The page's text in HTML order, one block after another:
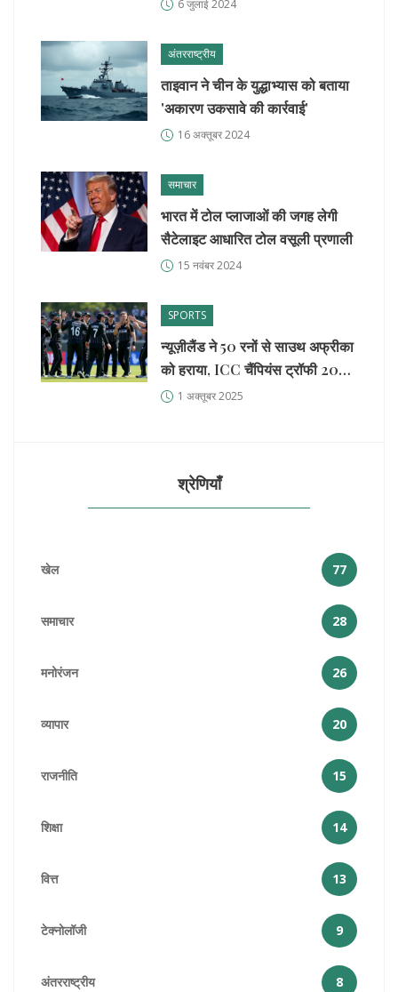
6 जुलाई 2024
अंतरराष्ट्रीय
ताइवान ने चीन के युद्धाभ्यास को बताया
'अकारण उकसावे की कार्रवाई'
16 अक्तूबर 2024
समाचार
भारत में टोल प्लाजाओं की जगह लेगी
सैटेलाइट आधारित टोल वसूली प्रणाली
15 नवंबर 2024
SPORTS
न्यूज़ीलैंड ने 50 रनों से साउथ अफ्रीका
को हराया, ICC चैंपियंस ट्रॉफी 2025
फाइनल में पहुँचा
1 अक्तूबर 2025
श्रेणियाँ
खेल 77
समाचार 28
मनोरंजन 26
व्यापार 20
राजनीति 15
शिक्षा 14
वित्त 13
टेक्नोलॉजी 9
अंतरराष्ट्रीय 8